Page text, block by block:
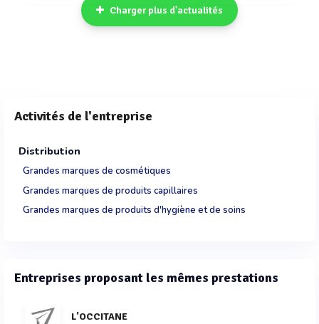
Charger plus d'actualités
Activités de l'entreprise
Distribution
Grandes marques de cosmétiques
Grandes marques de produits capillaires
Grandes marques de produits d'hygiène et de soins
Entreprises proposant les mêmes prestations
L'OCCITANE